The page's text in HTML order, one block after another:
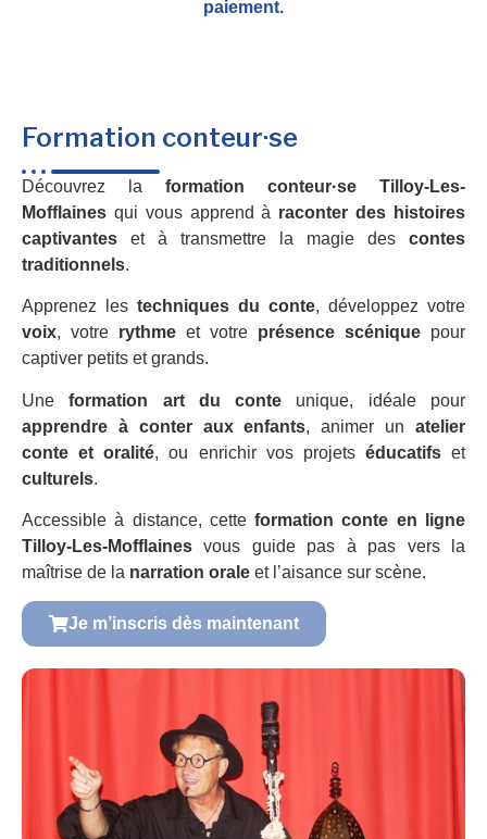
paiement.
Formation conteur·se
Découvrez la formation conteur·se Tilloy-Les-
Mofflaines qui vous apprend à raconter des histoires
captivantes et à transmettre la magie des contes
traditionnels.
Apprenez les techniques du conte, développez votre
voix, votre rythme et votre présence scénique pour
captiver petits et grands.
Uneformation art du conte unique, idéale pour
apprendre à conter aux enfants, animer unatelier
conte et oralité, ou enrichir vos projets éducatifset
culturels.
Accessible à distance, cetteformation conte en ligne
Tilloy-Les-Mofflaines vous guide pas à pas vers la
maîtrise de la narration orale et l’aisance sur scène.
Je m’inscris dès maintenant